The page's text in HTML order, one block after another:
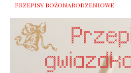
Przepisy bożonarodzeniowe